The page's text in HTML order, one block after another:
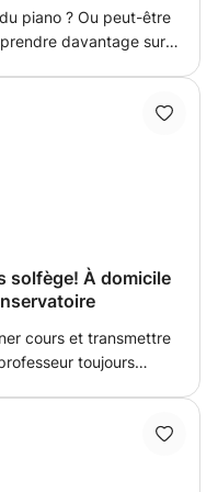
piano ? Ou peut-être
davantage sur le
à vos besoins, vos
solfège! À domicile
cours et transmettre
toujours
vous le désirez) à partir
à l'aise dans la plupart
vous donner les